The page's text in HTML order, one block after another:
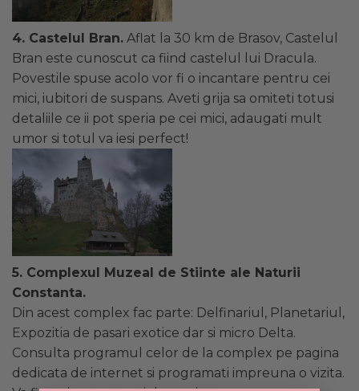
4. Castelul Bran. Aflat la 30 km de Brasov, Castelul
Bran este cunoscut ca fiind castelul lui Dracula.
Povestile spuse acolo vor fi o incantare pentru cei
mici, iubitori de suspans. Aveti grija sa omiteti totusi
detaliile ce ii pot speria pe cei mici, adaugati mult
umor si totul va iesi perfect!
5. Complexul Muzeal de Stiinte ale Naturii
Constanta.
Din acest complex fac parte: Delfinariul, Planetariul,
Expozitia de pasari exotice dar si micro Delta.
Consulta programul celor de la complex pe pagina
dedicata de internet si programati impreuna o vizita.